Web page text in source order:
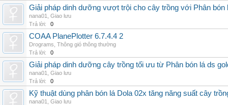
Giải pháp dinh dưỡng vượt trội cho cây trồng với Phân bón
nana01
Giao lưu
Trả lời:
0
COAA PlanePlotter 6.7.4.4 2
Drograms Thông gió thông thường
Trả lời:
0
Giải pháp dinh dưỡng cây trồng tối ưu từ Phân bón lá ds
nana01
Giao lưu
Trả lời:
0
Kỹ thuật dùng phân bón lá Dola 02x tăng năng suất cây
nana01
Giao lưu